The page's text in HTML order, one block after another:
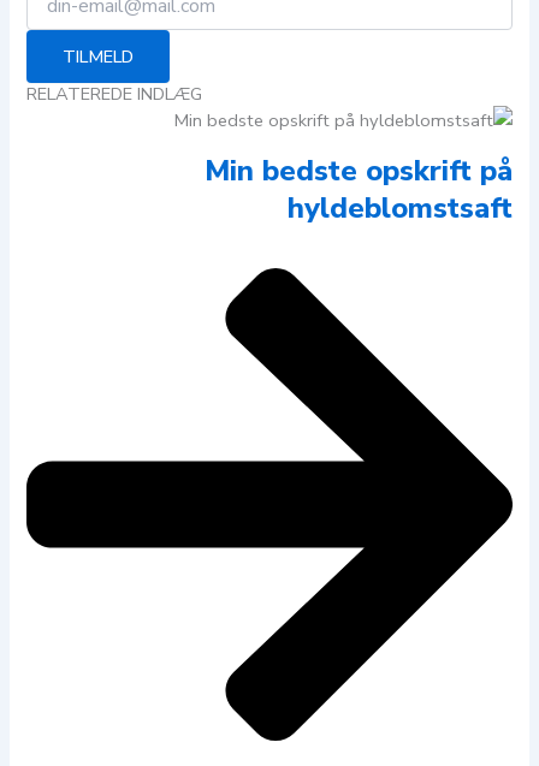
TILMELD
RELATEREDE INDLÆG
Min bedste opskrift på
hyldeblomstsaft